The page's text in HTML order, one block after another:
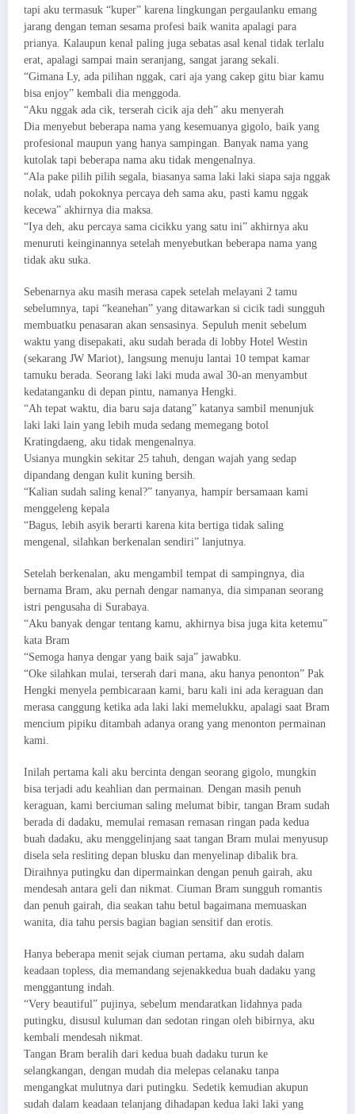
tapi aku termasuk “kuper” karena lingkungan pergaulanku emang
jarang dengan teman sesama profesi baik wanita apalagi para
prianya. Kalaupun kenal paling juga sebatas asal kenal tidak terlalu
erat, apalagi sampai main seranjang, sangat jarang sekali.
“Gimana Ly, ada pilihan nggak, cari aja yang cakep gitu biar kamu
bisa enjoy” kembali dia menggoda.
“Aku nggak ada cik, terserah cicik aja deh” aku menyerah
Dia menyebut beberapa nama yang kesemuanya gigolo, baik yang
profesional maupun yang hanya sampingan. Banyak nama yang
kutolak tapi beberapa nama aku tidak mengenalnya.
“Ala pake pilih pilih segala, biasanya sama laki laki siapa saja nggak
nolak, udah pokoknya percaya deh sama aku, pasti kamu nggak
kecewa” akhirnya dia maksa.
“Iya deh, aku percaya sama cicikku yang satu ini” akhirnya aku
menuruti keinginannya setelah menyebutkan beberapa nama yang
tidak aku suka.
Sebenarnya aku masih merasa capek setelah melayani 2 tamu
sebelumnya, tapi “keanehan” yang ditawarkan si cicik tadi sungguh
membuatku penasaran akan sensasinya. Sepuluh menit sebelum
waktu yang disepakati, aku sudah berada di lobby Hotel Westin
(sekarang JW Mariot), langsung menuju lantai 10 tempat kamar
tamuku berada. Seorang laki laki muda awal 30-an menyambut
kedatanganku di depan pintu, namanya Hengki.
“Ah tepat waktu, dia baru saja datang” katanya sambil menunjuk
laki laki lain yang lebih muda sedang memegang botol
Kratingdaeng, aku tidak mengenalnya.
Usianya mungkin sekitar 25 tahuh, dengan wajah yang sedap
dipandang dengan kulit kuning bersih.
“Kalian sudah saling kenal?” tanyanya, hampir bersamaan kami
menggeleng kepala
“Bagus, lebih asyik berarti karena kita bertiga tidak saling
mengenal, silahkan berkenalan sendiri” lanjutnya.
Setelah berkenalan, aku mengambil tempat di sampingnya, dia
bernama Bram, aku pernah dengar namanya, dia simpanan seorang
istri pengusaha di Surabaya.
“Aku banyak dengar tentang kamu, akhirnya bisa juga kita ketemu”
kata Bram
“Semoga hanya dengar yang baik saja” jawabku.
“Oke silahkan mulai, terserah dari mana, aku hanya penonton” Pak
Hengki menyela pembicaraan kami, baru kali ini ada keraguan dan
merasa canggung ketika ada laki laki memelukku, apalagi saat Bram
mencium pipiku ditambah adanya orang yang menonton permainan
kami.
Inilah pertama kali aku bercinta dengan seorang gigolo, mungkin
bisa terjadi adu keahlian dan permainan. Dengan masih penuh
keraguan, kami berciuman saling melumat bibir, tangan Bram sudah
berada di dadaku, memulai remasan remasan ringan pada kedua
buah dadaku, aku menggelinjang saat tangan Bram mulai menyusup
disela sela resliting depan blusku dan menyelinap dibalik bra.
Diraihnya putingku dan dipermainkan dengan penuh gairah, aku
mendesah antara geli dan nikmat. Ciuman Bram sungguh romantis
dan penuh gairah, dia seakan tahu betul bagaimana memuaskan
wanita, dia tahu persis bagian bagian sensitif dan erotis.
Hanya beberapa menit sejak ciuman pertama, aku sudah dalam
keadaan topless, dia memandang sejenakkedua buah dadaku yang
menggantung indah.
“Very beautiful” pujinya, sebelum mendaratkan lidahnya pada
putingku, disusul kuluman dan sedotan ringan oleh bibirnya, aku
kembali mendesah nikmat.
Tangan Bram beralih dari kedua buah dadaku turun ke
selangkangan, dengan mudah dia melepas celanaku tanpa
mengangkat mulutnya dari putingku. Sedetik kemudian akupun
sudah dalam keadaan telanjang dihadapan kedua laki laki yang